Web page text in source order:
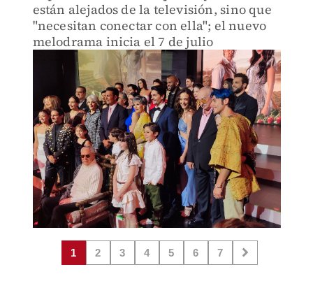
están alejados de la televisión, sino que
"necesitan conectar con ella"; el nuevo
melodrama inicia el 7 de julio
1 2 3 4 5 6 7